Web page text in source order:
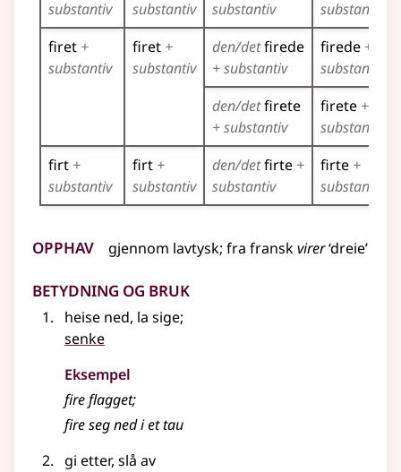
substantiv
substantiv
substantiv
substantiv
firet +
substantiv
firet +
substantiv
den/detfirede
+ substantiv
firede +
substantiv
den/detfirete
+ substantiv
firete +
substantiv
firt +
substantiv
firt +
substantiv
den/detfirte +
substantiv
firte +
substantiv
Opphav gjennom lavtysk; fra franskvirer‘dreie’
Betydning og bruk
heise ned, la sige;
senke
Eksempel
fireflagget;
fireseg ned i et tau
gi etter, slå av